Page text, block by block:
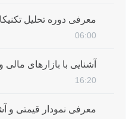
معرفی دوره تحلیل
06:00
آشنایی با بازارهای مالی
16:20
معرفی نمودار قیمتی و